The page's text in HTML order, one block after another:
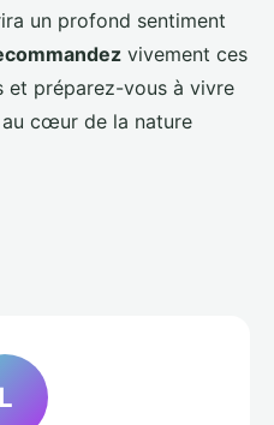
un profond sentiment
vivement ces
et préparez-vous à vivre
cœur de la nature
L